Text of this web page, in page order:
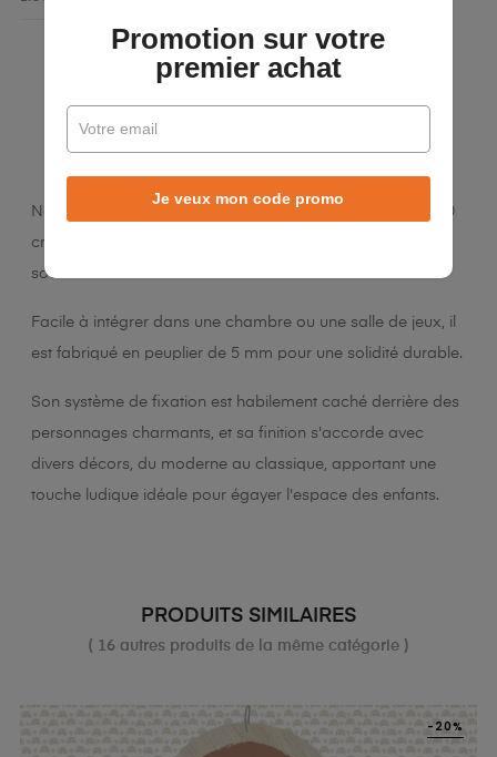
LA DESCRIPTION
Notre cadre photo en bois, adapté aux photos de 15 x 10
cm, allie esthétique et fonctionnalité pour sublimer vos
souvenirs.
Facile à intégrer dans une chambre ou une salle de jeux, il
est fabriqué en peuplier de 5 mm pour une solidité durable.
Son système de fixation est habilement caché derrière des
personnages charmants, et sa finition s'accorde avec
divers décors, du moderne au classique, apportant une
touche ludique idéale pour égayer l'espace des enfants.
PRODUITS SIMILAIRES
( 16 autres produits de la même catégorie )
-20%
Promotion sur votre
premier achat
Je veux mon code promo